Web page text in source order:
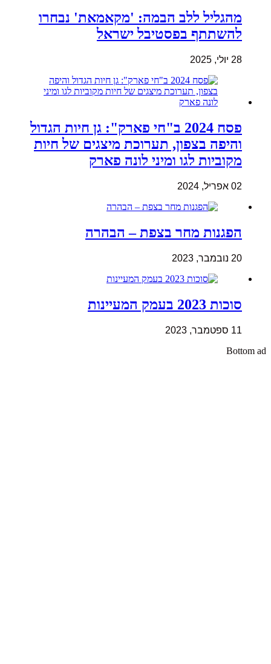
מהגליל ללב הבמה: 'מקאמאת' נבחרו
להשתתף בפסטיבל ישראל
28 יולי, 2025
פסח 2024 ב"חי פארק": גן חיות הגדול
והיפה בצפון, תערוכת מיצגים של חיות
מקוביות לגו ומיני לונה פארק
02 אפריל, 2024
הפגנות מחר בצפת – הבהרה
20 נובמבר, 2023
סוכות 2023 בעמק המעיינות
11 ספטמבר, 2023
Bottom ad